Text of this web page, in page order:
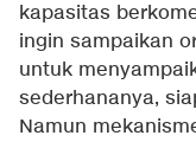
kapasitas
ingin sampaikan
untuk
sederhananya,
Namun